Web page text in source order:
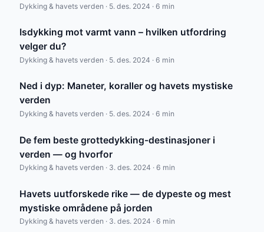
Dykking & havets verden · 5. des. 2024 · 6 min
Isdykking mot varmt vann – hvilken utfordring
velger du?
Dykking & havets verden · 5. des. 2024 · 6 min
Ned i dyp: Maneter, koraller og havets mystiske
verden
Dykking & havets verden · 5. des. 2024 · 6 min
De fem beste grottedykking-destinasjoner i
verden — og hvorfor
Dykking & havets verden · 3. des. 2024 · 6 min
Havets uutforskede rike — de dypeste og mest
mystiske områdene på jorden
Dykking & havets verden · 3. des. 2024 · 6 min